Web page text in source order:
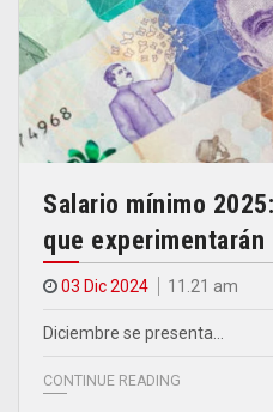
Salario mínimo
que
03 Dic 2024 11.21 am
Diciembre se presenta…
CONTINUE READING